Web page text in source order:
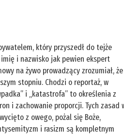
który przyszedł do tejże
i nazwisko jak pewien ekspert
na żywo prowadzący zrozumiał, że
stopniu. Chodzi o reportaż, w
i „katastrofa” to określenia z
i zachowanie proporcji. Tych zasad
z owego, pożal się Boże,
i rasizm są kompletnym